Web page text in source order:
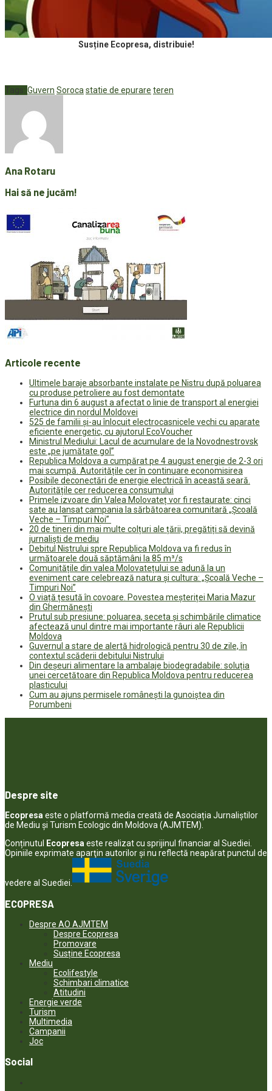
Susține Ecopresa, distribuie!
Tags: Guvern Soroca statie de epurare teren
Ana Rotaru
Hai să ne jucăm!
Articole recente
Ultimele baraje absorbante instalate pe Nistru după poluarea
cu produse petroliere au fost demontate
Furtuna din 6 august a afectat o linie de transport al energiei
electrice din nordul Moldovei
525 de familii și-au înlocuit electrocasnicele vechi cu aparate
eficiente energetic, cu ajutorul EcoVoucher
Ministrul Mediului: Lacul de acumulare de la Novodnestrovsk
este „pe jumătate gol”
Republica Moldova a cumpărat pe 4 august energie de 2-3 ori
mai scumpă. Autoritățile cer în continuare economisirea
Posibile deconectări de energie electrică în această seară.
Autoritățile cer reducerea consumului
Primele izvoare din Valea Molovateț vor fi restaurate: cinci
sate au lansat campania la sărbătoarea comunitară „Școală
Veche – Timpuri Noi”
20 de tineri din mai multe colțuri ale țării, pregătiți să devină
jurnaliști de mediu
Debitul Nistrului spre Republica Moldova va fi redus în
următoarele două săptămâni la 85 m³/s
Comunitățile din valea Molovatețului se adună la un
eveniment care celebrează natura și cultura: „Școală Veche –
Timpuri Noi”
O viață țesută în covoare. Povestea meșteriței Maria Mazur
din Ghermănești
Prutul sub presiune: poluarea, seceta și schimbările climatice
afectează unul dintre mai importante râuri ale Republicii
Moldova
Guvernul a stare de alertă hidrologică pentru 30 de zile, în
contextul scăderii debitului Nistrului
Din deșeuri alimentare la ambalaje biodegradabile: soluția
unei cercetătoare din Republica Moldova pentru reducerea
plasticului
Cum au ajuns permisele românești la gunoiștea din
Porumbeni
Despre site
Ecopresa este o platformă media creată de Asociația Jurnaliștilor
de Mediu și Turism Ecologic din Moldova (AJMTEM).
Conținutul
Ecopresa este realizat cu sprijinul financiar al Suediei.
Opiniile exprimate aparţin autorilor şi nu reflectă neapărat punctul de
vedere al Suediei.
ECOPRESA
Despre AO AJMTEM
Despre Ecopresa
Promovare
Susține Ecopresa
Mediu
Ecolifestyle
Schimbari climatice
Atitudini
Energie verde
Turism
Multimedia
Campanii
Joc
Social